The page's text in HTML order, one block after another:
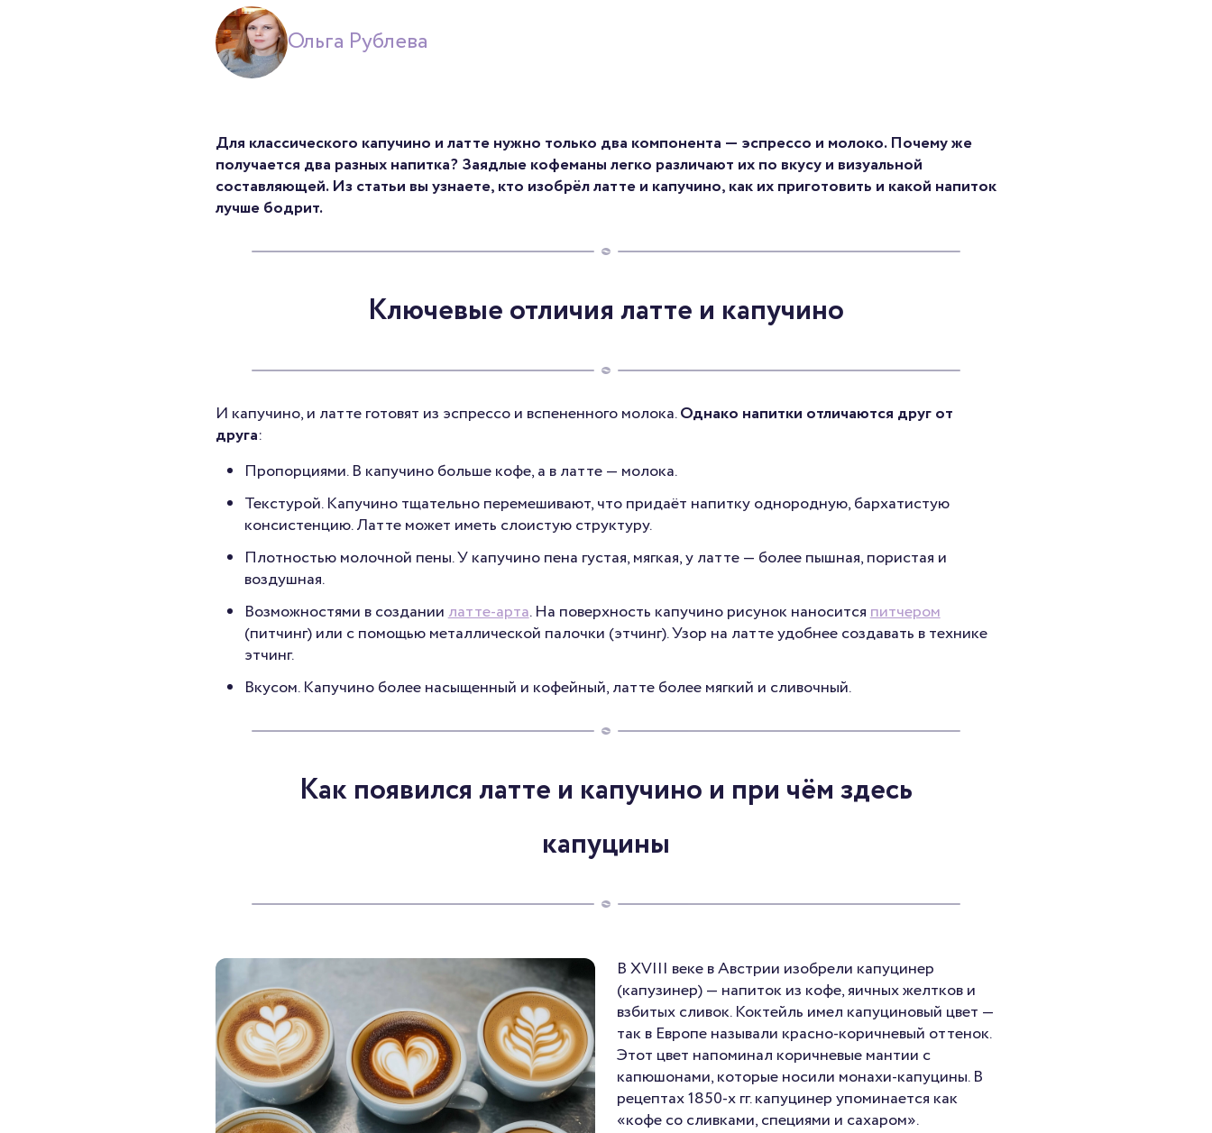
Ольга Рублева
Для классического капучино и латте нужно только два компонента — эспрессо и молоко. Почему же
получается два разных напитка? Заядлые кофеманы легко различают их по вкусу и визуальной
составляющей. Из статьи вы узнаете, кто изобрёл латте и капучино, как их приготовить и какой напиток
лучше бодрит.
Ключевые отличия латте и капучино
И капучино, и латте готовят из эспрессо и вспененного молока.Однако напитки отличаются друг от
друга:
Пропорциями. В капучино больше кофе, а в латте — молока.
Текстурой. Капучино тщательно перемешивают, что придаёт напитку однородную, бархатистую
консистенцию. Латте может иметь слоистую структуру.
Плотностью молочной пены. У капучино пена густая, мягкая, у латте — более пышная, пористая и
воздушная.
Возможностями в созданиилатте-арта. На поверхность капучино рисунок наноситсяпитчером
(питчинг) или с помощью металлической палочки (этчинг). Узор на латте удобнее создавать в технике
этчинг.
Вкусом. Капучино более насыщенный и кофейный, латте более мягкий и сливочный.
Как появился латте и капучино и при чём здесь
капуцины
В XVIII веке в Австрии изобрели капуцинер
(капузинер) — напиток из кофе, яичных желтков и
взбитых сливок. Коктейль имел капуциновый цвет —
так в Европе называли красно-коричневый оттенок.
Этот цвет напоминал коричневые мантии с
капюшонами, которые носили монахи-капуцины. В
рецептах 1850-х гг. капуцинер упоминается как
«кофе со сливками, специями и сахаром».